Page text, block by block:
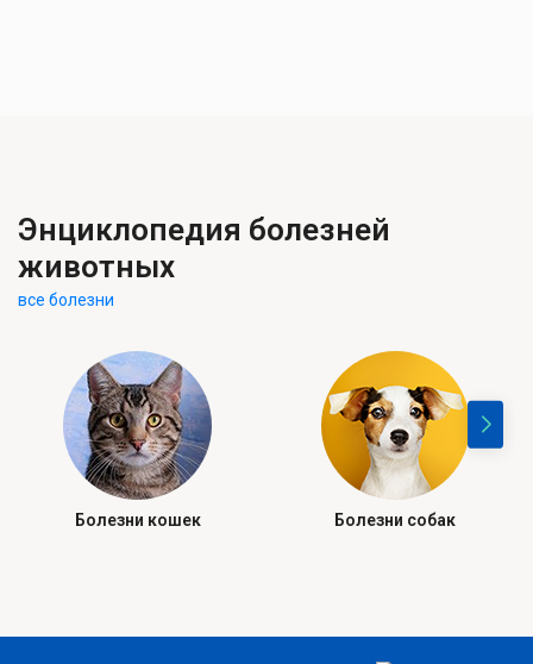
Энциклопедия болезней
животных
все болезни
Болезни кошек Болезни собак